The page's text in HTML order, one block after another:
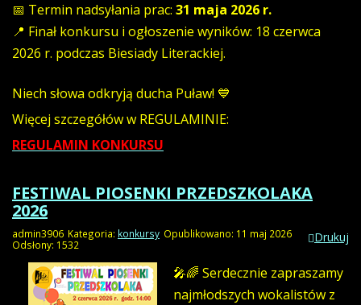
📅 Termin nadsyłania prac: 31 maja 2026 r.
📍 Finał konkursu i ogłoszenie wyników: 18 czerwca
2026 r. podczas Biesiady Literackiej.
Niech słowa odkryją ducha Puław! 💙
Więcej szczegółów w REGULAMINIE:
REGULAMIN KONKURSU
FESTIWAL PIOSENKI PRZEDSZKOLAKA
2026
Drukuj
admin3906 Kategoria: konkursy Opublikowano: 11 maj 2026
Odsłony: 1532
🎤🌈 Serdecznie zapraszamy
najmłodszych wokalistów z